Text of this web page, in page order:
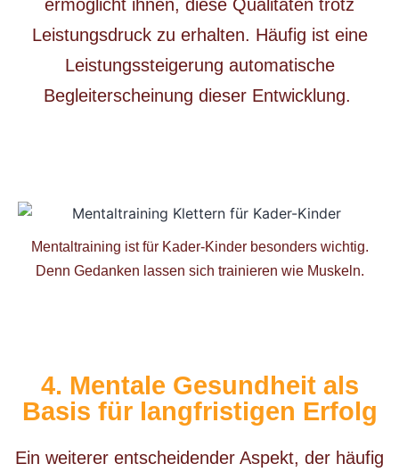
ermöglicht ihnen, diese Qualitäten trotz
Leistungsdruck zu erhalten. Häufig ist eine
Leistungssteigerung automatische
Begleiterscheinung dieser Entwicklung.
Mentaltraining ist für Kader-Kinder besonders wichtig.
Denn Gedanken lassen sich trainieren wie Muskeln.
4. Mentale Gesundheit als
Basis für langfristigen Erfolg
Ein weiterer entscheidender Aspekt, der häufig